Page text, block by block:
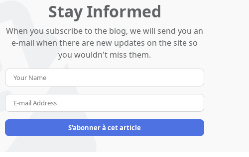
Stay Informed
When you subscribe to the blog, we will send you an
e-mail when there are new updates on the site so
you wouldn't miss them.
Name
mail
Address
S'abonner à cet article